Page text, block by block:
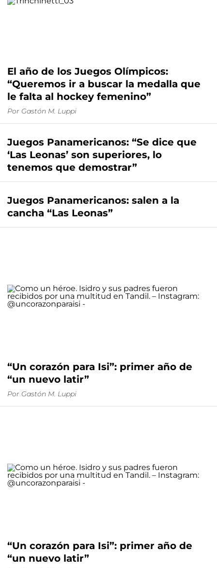
El año de los Juegos Olímpicos:
“Queremos ir a buscar la medalla que
le falta al hockey femenino”
Por Gastón M. Luppi
Juegos Panamericanos: “Se dice que
‘Las Leonas’ son superiores, lo
tenemos que demostrar”
Juegos Panamericanos: salen a la
cancha “Las Leonas”
“Un corazón para Isi”: primer año de
“un nuevo latir”
Por Gastón M. Luppi
“Un corazón para Isi”: primer año de
“un nuevo latir”